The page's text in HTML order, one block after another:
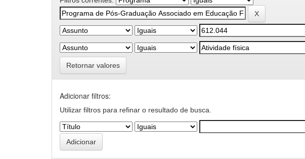
Retornar valores
Adicionar filtros:
Utilizar filtros para refinar o resultado de busca.